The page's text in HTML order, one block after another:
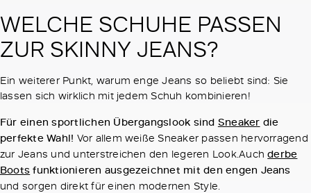
WELCHE SCHUHE PASSEN
ZUR SKINNY JEANS?
Ein weiterer Punkt, warum enge Jeans so beliebt sind: Sie
lassen sich wirklich mit jedem Schuh kombinieren!
Für einen sportlichen Übergangslook sind Sneaker die
perfekte Wahl! Vor allem weiße Sneaker passen hervorragend
zur Jeans und unterstreichen den legeren Look.Auchderbe
Bootsfunktionieren ausgezeichnet mit den engen Jeans
und sorgen direkt für einen modernen Style.